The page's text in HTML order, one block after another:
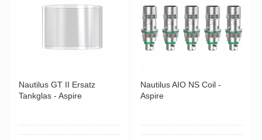
Nautilus GT II Ersatz
Tankglas - Aspire
Nautilus AIO NS Coil -
Aspire